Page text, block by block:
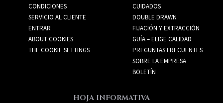
CONDICIONES
SERVICIO AL CLIENTE
ENTRAR
ABOUT COOKIES
THE COOKIE SETTINGS
CUIDADOS
DOUBLE DRAWN
FIJACIÓN Y EXTRACCIÓN
GUÍA – ELIGE CALIDAD
PREGUNTAS FRECUENTES
SOBRE LA EMPRESA
BOLETÍN
HOJA INFORMATIVA